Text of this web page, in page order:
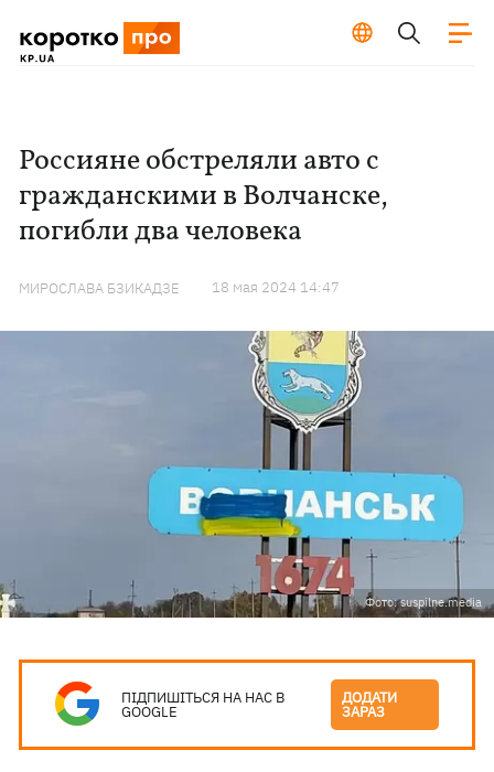
Россияне обстреляли авто с
гражданскими в Волчанске,
погибли два человека
МИРОСЛАВА БЗИКАДЗЕ 18 мая 2024 14:47
Фото: suspilne.media
ПІДПИШІТЬСЯ НА НАС В
GOOGLE
ДОДАТИ
ЗАРАЗ